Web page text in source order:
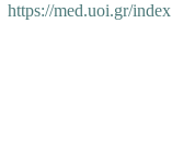
https://med.uoi.gr/